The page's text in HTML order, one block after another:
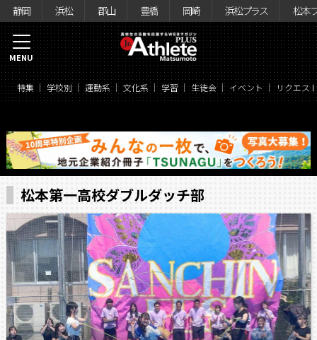
静岡 浜松 郡山 豊橋 岡崎 浜松プラス 松本
特集 学校別 運動系 文化系 学習 生徒会 イベント リクエス
MENU
松本第一高校ダブルダッチ部